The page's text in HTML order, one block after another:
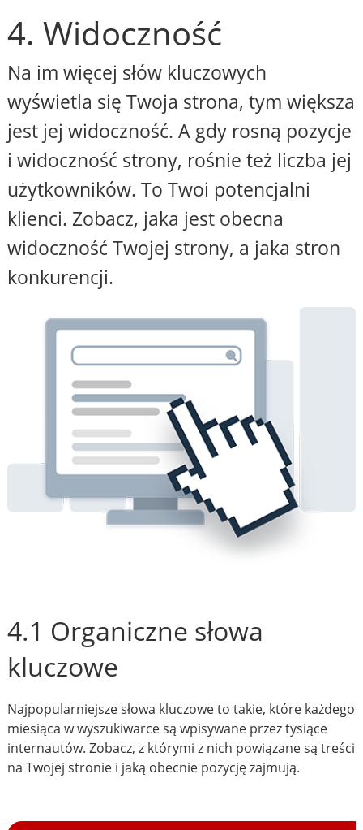
4. Widoczność
Na im więcej słów kluczowych
wyświetla się Twoja strona, tym większa
jest jej widoczność. A gdy rosną pozycje
i widoczność strony, rośnie też liczba jej
użytkowników. To Twoi potencjalni
klienci. Zobacz, jaka jest obecna
widoczność Twojej strony, a jaka stron
konkurencji.
4.1 Organiczne słowa
kluczowe
Najpopularniejsze słowa kluczowe to takie, które każdego
miesiąca w wyszukiwarce są wpisywane przez tysiące
internautów. Zobacz, z którymi z nich powiązane są treści
na Twojej stronie i jaką obecnie pozycję zajmują.